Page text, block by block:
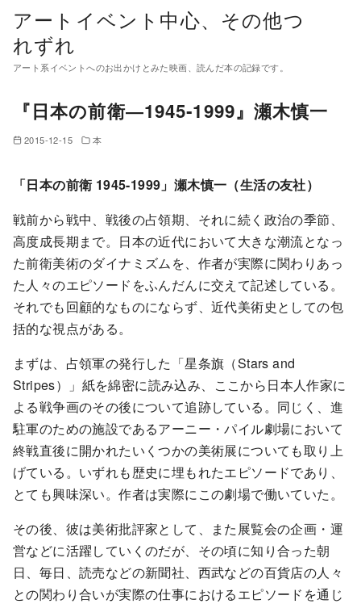
アートイベント中心、その他つ
れずれ
アート系イベントへのお出かけとみた映画、読んだ本の記録です。
『日本の前衛―1945‐1999』瀬木慎一
2015-12-15 本
「日本の前衛 1945-1999」瀬木慎一（生活の友社）
戦前から戦中、戦後の占領期、それに続く政治の季節、
高度成長期まで。日本の近代において大きな潮流となっ
た前衛美術のダイナミズムを、作者が実際に関わりあっ
た人々のエピソードをふんだんに交えて記述している。
それでも回顧的なものにならず、近代美術史としての包
括的な視点がある。
まずは、占領軍の発行した「星条旗（Stars and
Stripes）」紙を綿密に読み込み、ここから日本人作家に
よる戦争画のその後について追跡している。同じく、進
駐軍のための施設であるアーニー・パイル劇場において
終戦直後に開かれたいくつかの美術展についても取り上
げている。いずれも歴史に埋もれたエピソードであり、
とても興味深い。作者は実際にこの劇場で働いていた。
その後、彼は美術批評家として、また展覧会の企画・運
営などに活躍していくのだが、その頃に知り合った朝
日、毎日、読売などの新聞社、西武などの百貨店の人々
との関わり合いが実際の仕事におけるエピソードを通じ